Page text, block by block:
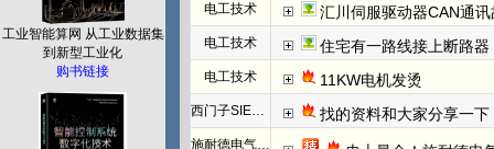
工业智能算网 从工业数据集
到新型工业化
购书链接
电工技术 汇川伺服驱动器CAN通讯
电工技术 住宅有一路线接上断路
电工技术 11KW电机发烫
西门子SIEMENS 找的资料和大家分享一下：西门子
施耐德电气PLC